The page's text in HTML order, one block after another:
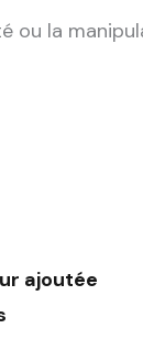
ou la
ajoutée